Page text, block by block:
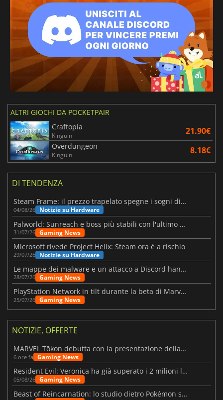
ALTRI GIOCHI DA POCKETPAIR
Craftopia
Kinguin 21.90€
Overdungeon
Kinguin 8.18€
DI TENDENZA
Steam Frame: il prezzo trapelato spegne i sogni di un VR economico
04/08/26 Notizie su Hardware
Palworld: Sunreach e boss più stabili con l'ultimo update
31/07/26 Gaming News
Microsoft rivede Project Helix: Steam ora è a rischio
29/07/26 Notizie su Hardware
Le mappe dei malware e un attacco a Discord hanno colpito Meccha Chameleon
28/07/26 Gaming News
PlayStation Network in tilt durante la beta di Marvel Tōkon
25/07/26 Gaming News
NOTIZIE, OFFERTE
MARVEL Tōkon debutta con la presentazione della roadmap per il primo anno
6 ore fa Gaming News
Resident Evil: Veronica ha già superato i 2 milioni liste dei desideri
05/08/26 Gaming News
Beast of Reincarnation: lo studio dietro Pokémon su una nuova strada